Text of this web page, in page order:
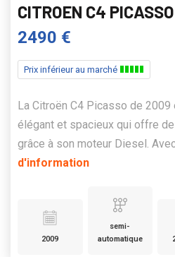
CITROEN C4
2490 €
Prix inférieur au marché
La Citroën C4 Picasso de 2009
élégant et spacieux qui offre
grâce à son moteur Diesel.
d'information
2009
semi-
automatique